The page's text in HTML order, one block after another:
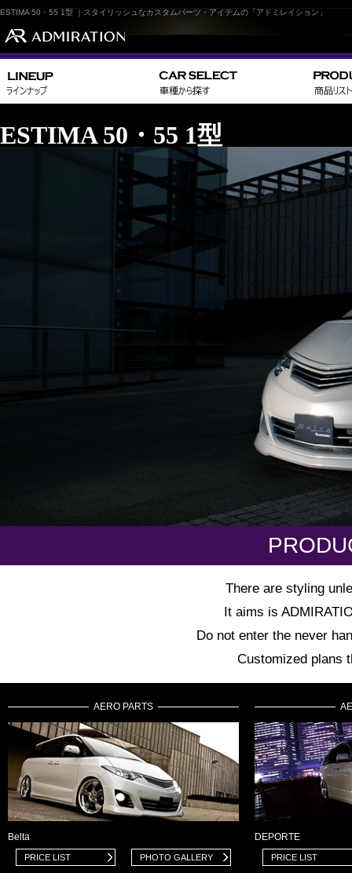
ESTIMA 50・55 1型 ｜スタイリッシュなカスタムパーツ・アイテムの「アドミレイション」
ESTIMA 50・55 1型
There are styling
It aims is
Do not enter the never
Customized plans
AERO PARTS
Belta
PRICE LIST PHOTO GALLERY
DEPORTE
PRICE LIST